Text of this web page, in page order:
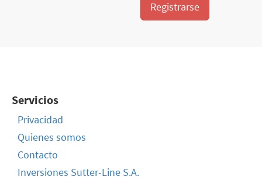
Registrarse
Servicios
Privacidad
Quienes somos
Contacto
Inversiones Sutter-Line S.A.